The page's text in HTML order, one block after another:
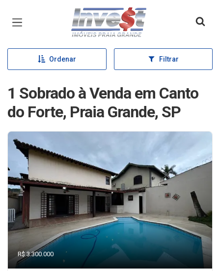
Página inicial
Ordenar Filtrar
1 Sobrado à Venda em Canto
do Forte, Praia Grande, SP
R$ 3.300.000